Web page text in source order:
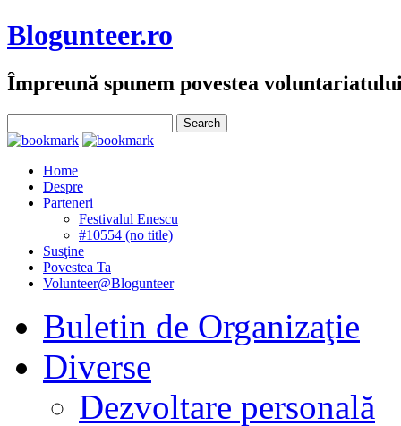
Blogunteer.ro
Împreună spunem povestea
Home
Despre
Parteneri
Festivalul Enescu
#10554 (no title)
Susţine
Povestea Ta
Volunteer@Blogunteer
Buletin de Organizaţie
Diverse
Dezvoltare personală